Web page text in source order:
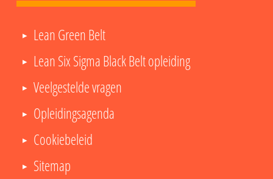
Lean Green Belt
Lean Six Sigma Black Belt opleiding
Veelgestelde vragen
Opleidingsagenda
Cookiebeleid
Sitemap